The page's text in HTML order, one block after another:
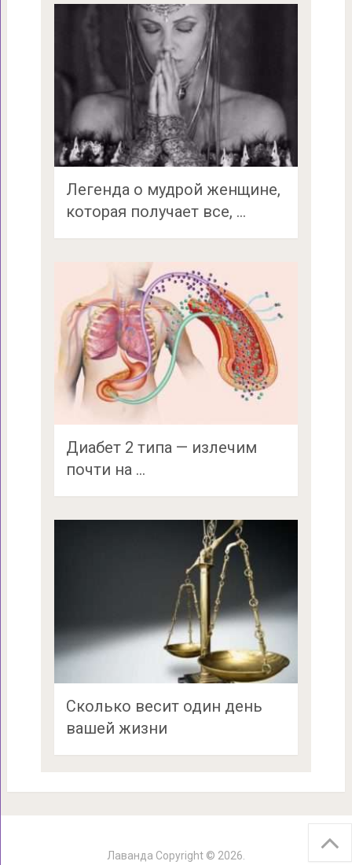
Легенда о мудрой женщине,
которая получает все, …
Диабет 2 типа — излечим
почти на …
Сколько весит один день
вашей жизни
Лаванда Copyright © 2026.